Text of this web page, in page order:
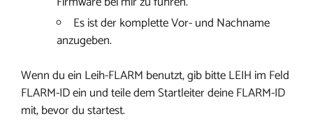
Es ist der komplette Vor- und Nachname
anzugeben.
Wenn du ein Leih-FLARM benutzt, gib bitte LEIH im Feld
FLARM-ID ein und teile dem Startleiter deine FLARM-ID
mit, bevor du startest.